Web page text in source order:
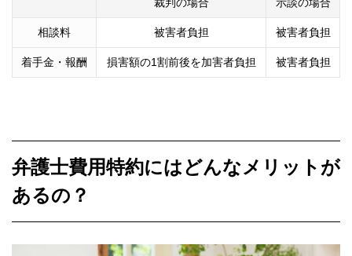
相談料 被害者負担 被害者負担
着手金・報酬 損害額の1割前後を加害者負担 被害者負担
弁護士費用特約にはどんなメリットが
あるの？